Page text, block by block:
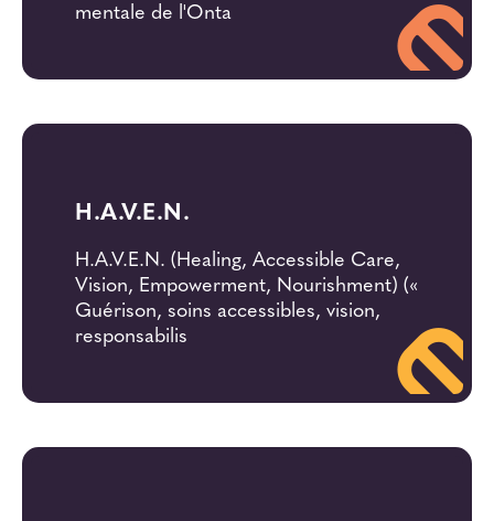
mentale de l'Onta
H.A.V.E.N.
H.A.V.E.N. (Healing, Accessible Care,
Vision, Empowerment, Nourishment) («
Guérison, soins accessibles, vision,
responsabilis